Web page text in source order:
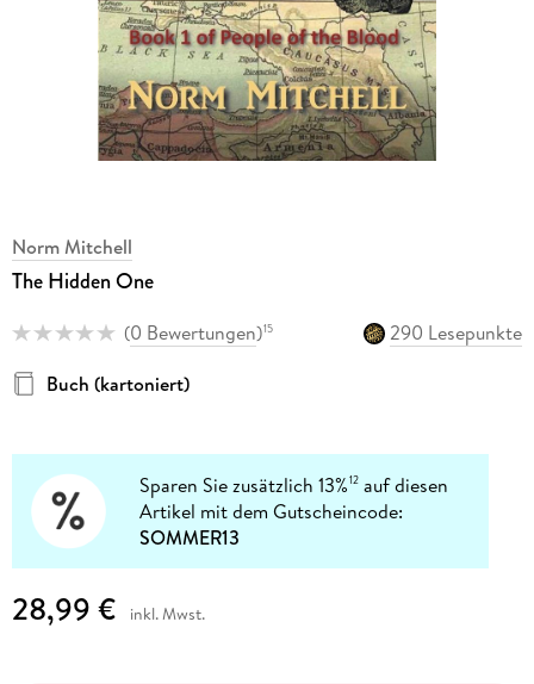
Norm Mitchell
The Hidden One
(0 Bewertungen)15
290 Lesepunkte
Buch (kartoniert)
Sparen Sie zusätzlich 13%12 auf diesen
Artikel mit dem Gutscheincode:
SOMMER13
28,99 € inkl. Mwst.